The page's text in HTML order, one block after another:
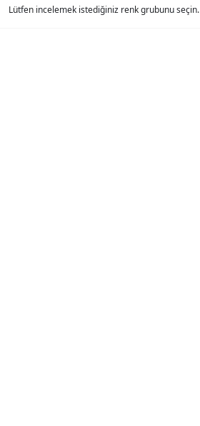
Lütfen incelemek istediğiniz renk grubunu seçin.